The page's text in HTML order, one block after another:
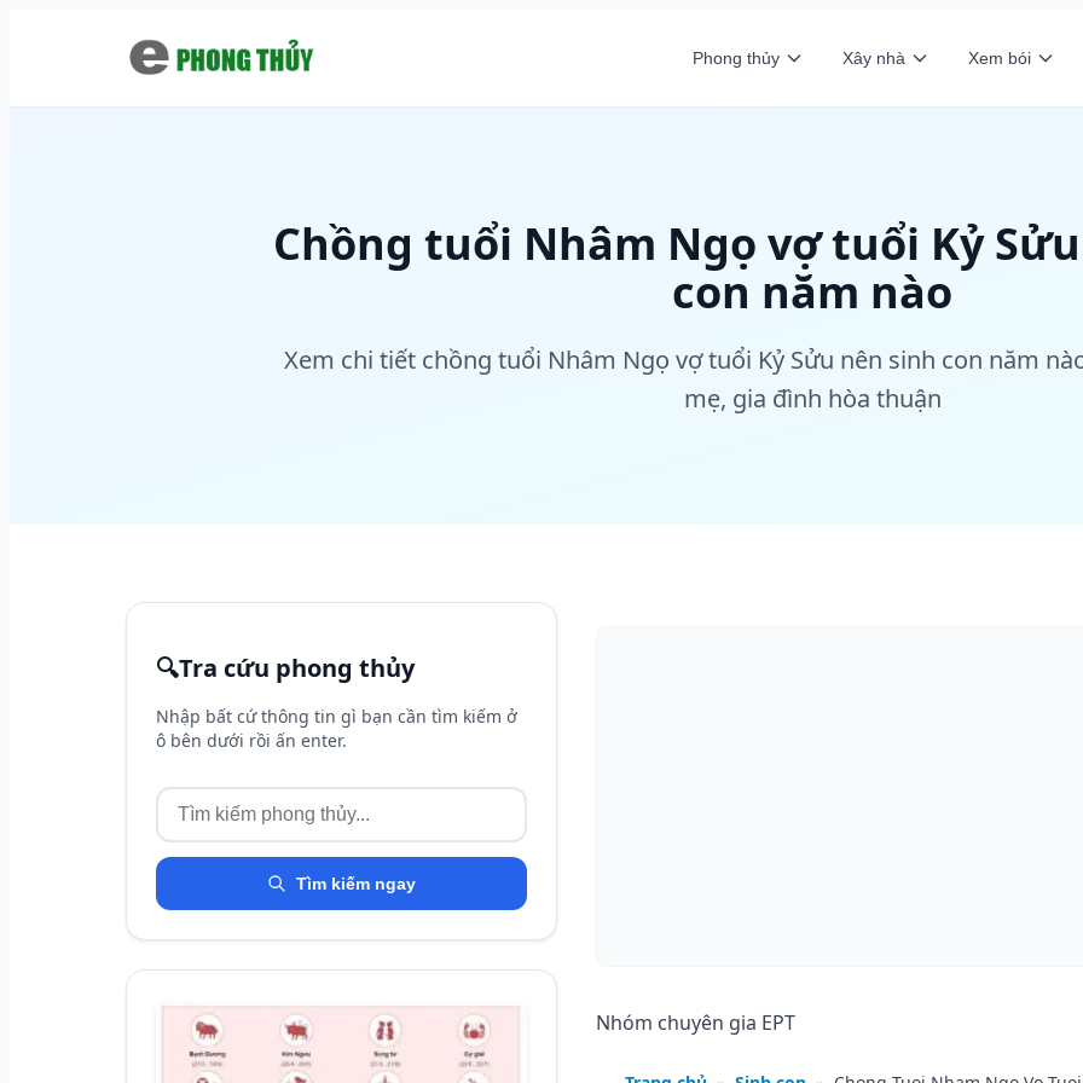
Phong thủy Xây nhà Xem bói
Chồng tuổi Nhâm Ngọ vợ tuổi Kỷ
con năm nào
Xem chi tiết chồng tuổi Nhâm Ngọ vợ tuổi Kỷ Sửu nên sinh con năm
mẹ, gia đình hòa thuận
🔍Tra cứu phong thủy
Nhập bất cứ thông tin gì bạn cần tìm kiếm ở
ô bên dưới rồi ấn enter.
Tìm kiếm ngay
Nhóm chuyên gia EPT